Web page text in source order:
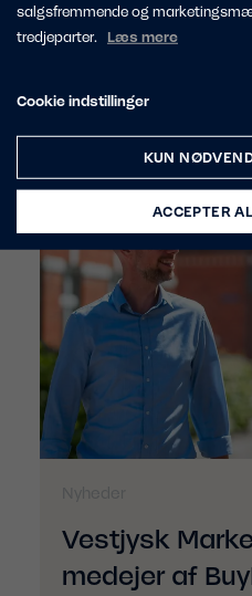
Relaterede
Vestjysk
medejer af
salgsfremmende og
tredjeparter. Læs mere
Cookie indstillinger
KUN
ACCEPTER